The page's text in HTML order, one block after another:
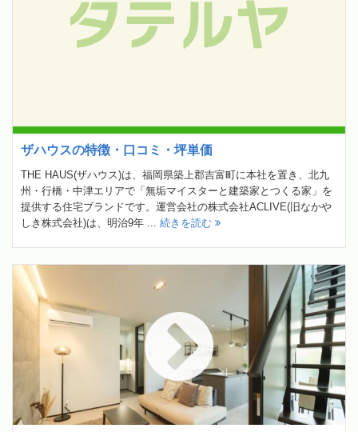
ザハウスの特徴・口コミ・坪単価
THE HAUS(ザハウス)は、福岡県築上郡吉富町に本社を置き、北九
州・行橋・中津エリアで「無垢マイスターと建築家とつくる家」を
提供する住宅ブランドです。運営会社の株式会社ACLIVE(旧なかや
しき株式会社)は、明治9年 ... 続きを読む